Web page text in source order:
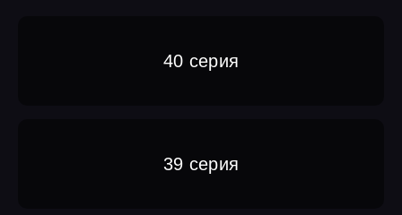
40 серия
39 серия